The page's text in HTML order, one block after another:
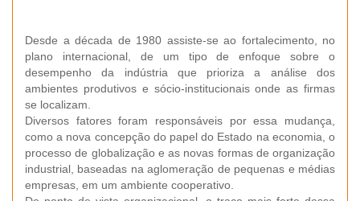
Desde a década de 1980 assiste-se ao fortalecimento, no
plano internacional, de um tipo de enfoque sobre o
desempenho da indústria que prioriza a análise dos
ambientes produtivos e sócio-institucionais onde as firmas
se localizam.
Diversos fatores foram responsáveis por essa mudança,
como a nova concepção do papel do Estado na economia, o
processo de globalização e as novas formas de organização
industrial, baseadas na aglomeração de pequenas e médias
empresas, em um ambiente cooperativo.